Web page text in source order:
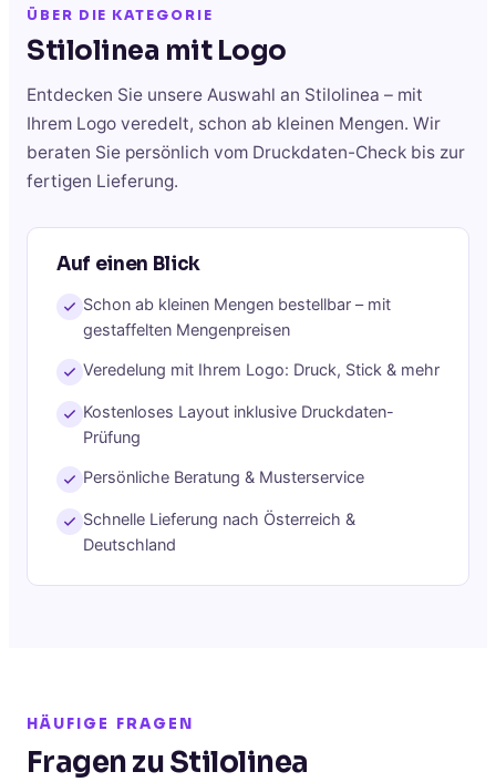
ÜBER DIE KATEGORIE
Stilolinea mit Logo
Entdecken Sie unsere Auswahl an Stilolinea – mit
Ihrem Logo veredelt, schon ab kleinen Mengen. Wir
beraten Sie persönlich vom Druckdaten-Check bis zur
fertigen Lieferung.
Auf einen Blick
Schon ab kleinen Mengen bestellbar – mit
gestaffelten Mengenpreisen
Veredelung mit Ihrem Logo: Druck, Stick & mehr
Kostenloses Layout inklusive Druckdaten-
Prüfung
Persönliche Beratung & Musterservice
Schnelle Lieferung nach Österreich &
Deutschland
HÄUFIGE FRAGEN
Fragen zu Stilolinea